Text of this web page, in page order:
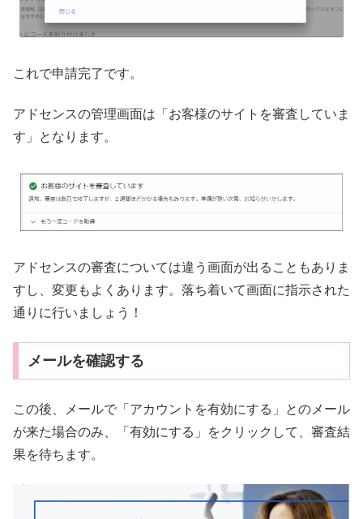
これで申請完了です。
アドセンスの管理画面は「お客様のサイトを審査していま
す」となります。
アドセンスの審査については違う画面が出ることもありま
すし、変更もよくあります。落ち着いて画面に指示された
通りに行いましょう！
メールを確認する
この後、メールで「アカウントを有効にする」とのメール
が来た場合のみ、「有効にする」をクリックして、審査結
果を待ちます。